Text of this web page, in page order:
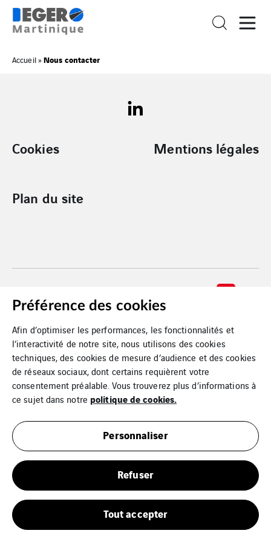
Accueil»Nous contacter
Cookies Mentions légales
Plan du site
Préférence des cookies
Afin d’optimiser les performances, les fonctionnalités et
l’interactivité de notre site, nous utilisons des cookies
techniques, des cookies de mesure d’audience et des cookies
de réseaux sociaux, dont certains requièrent votre
consentement préalable. Vous trouverez plus d’informations à
ce sujet dans notre politique de cookies.
Personnaliser
Refuser
Tout accepter